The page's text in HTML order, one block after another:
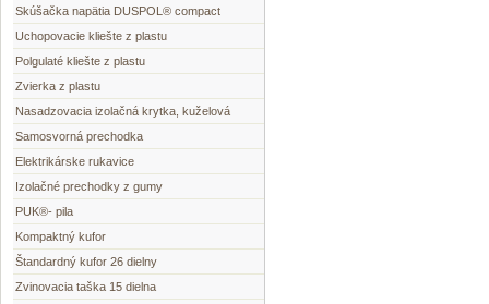
Skúšačka napätia DUSPOL® compact
Uchopovacie kliešte z plastu
Polgulaté kliešte z plastu
Zvierka z plastu
Nasadzovacia izolačná krytka, kuželová
Samosvorná prechodka
Elektrikárske rukavice
Izolačné prechodky z gumy
PUK®- pila
Kompaktný kufor
Štandardný kufor 26 dielny
Zvinovacia taška 15 dielna